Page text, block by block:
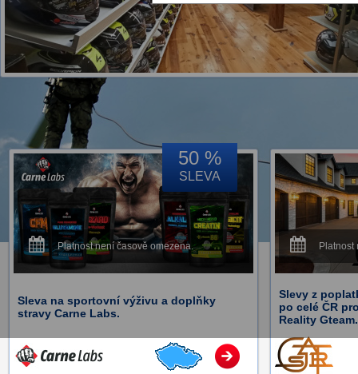
50 %
SLEVA
Platnost není časově omezena.
Sleva na sportovní výživu a doplňky
stravy Carne Labs.
Platnost
Slevy z
po celé ČR
Reality Gteam.